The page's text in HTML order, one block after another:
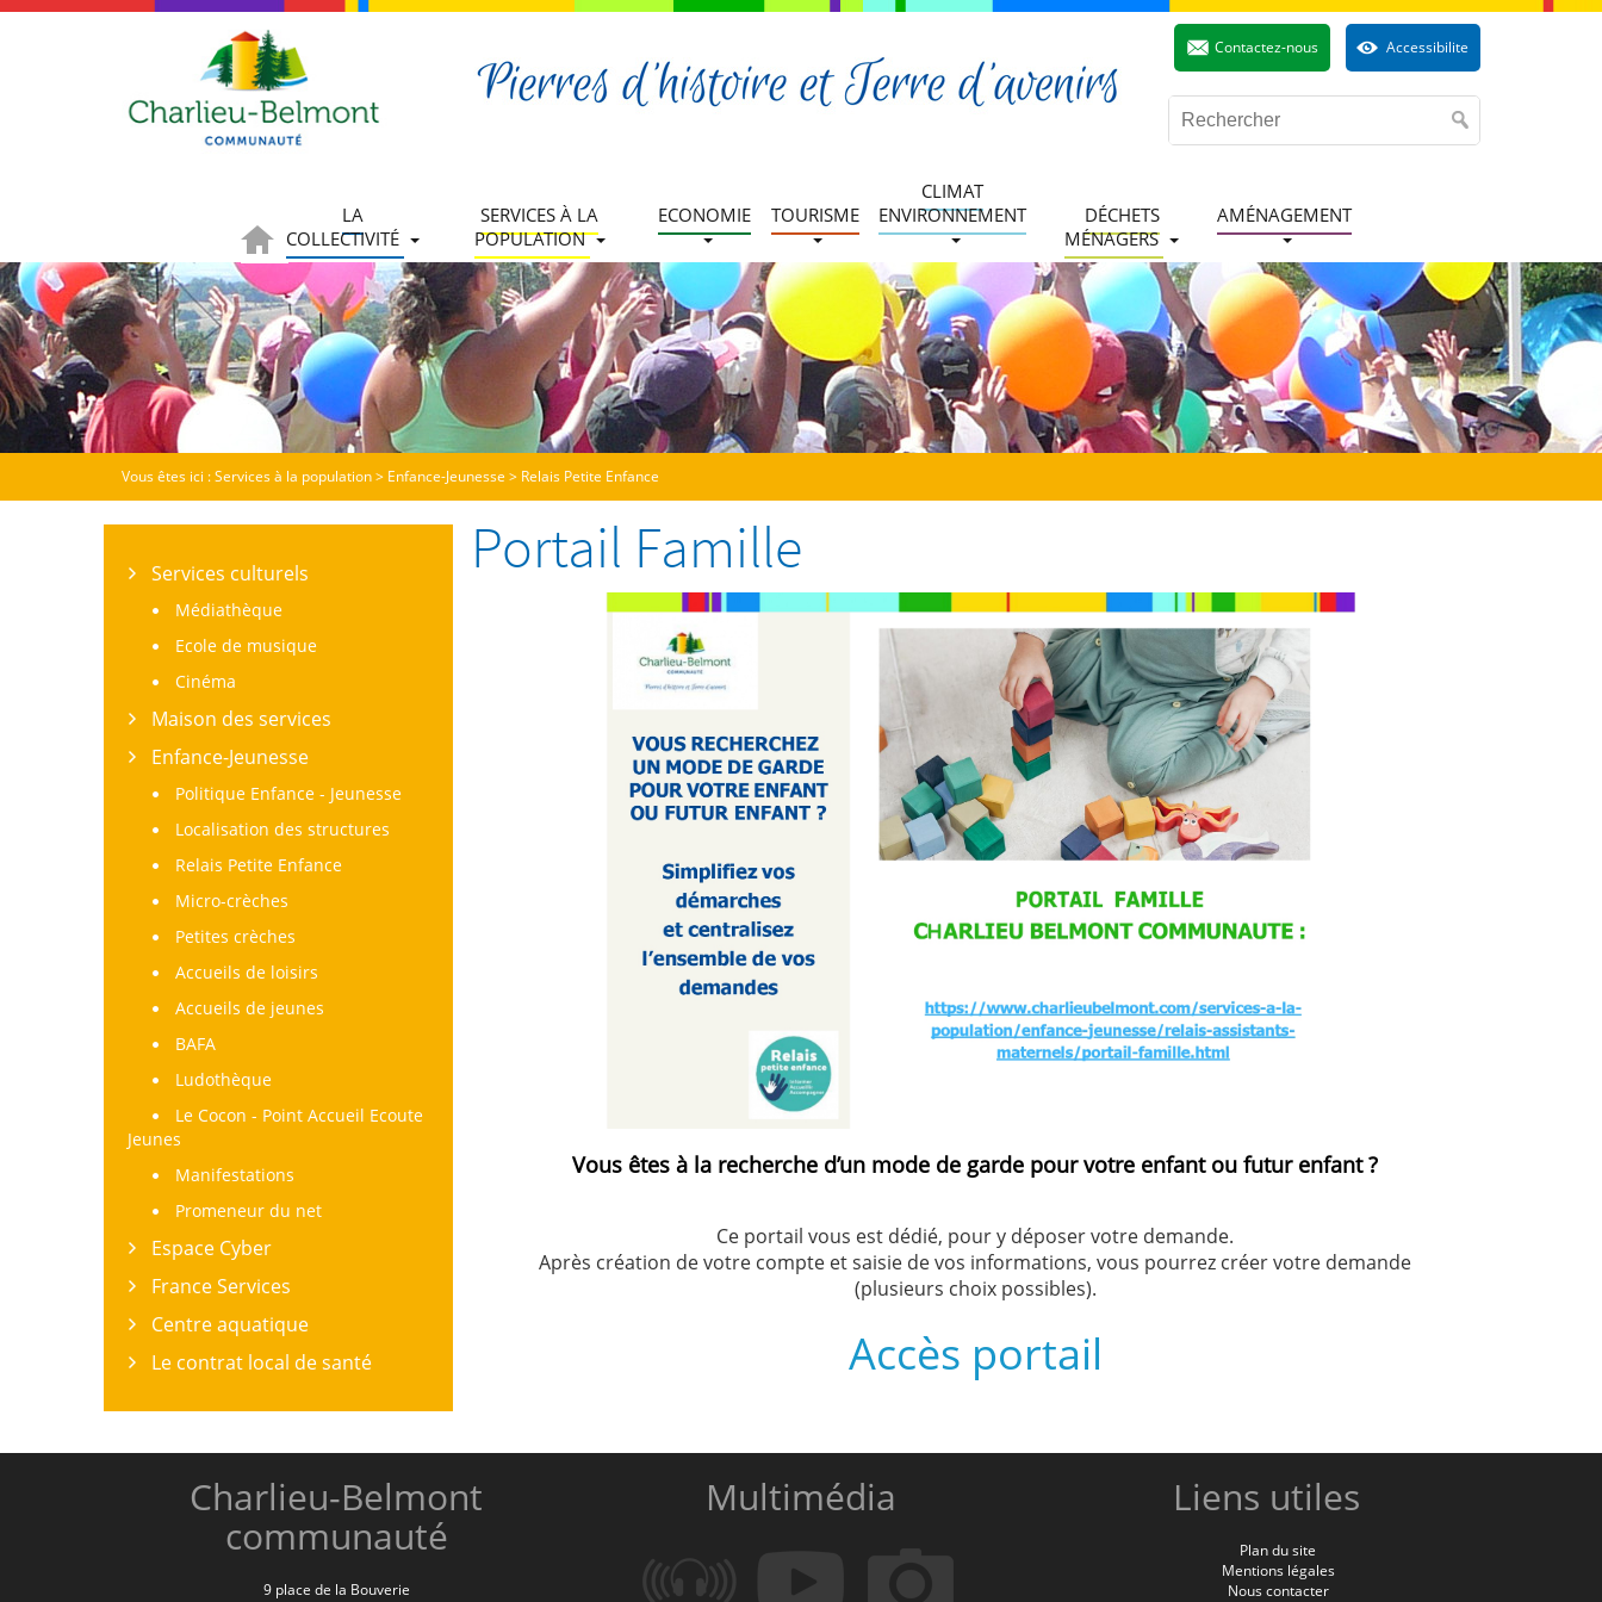
Contactez-nous Accessibilite
LA
COLLECTIVITÉ
SERVICES À LA
POPULATION
ECONOMIE TOURISME
CLIMAT
ENVIRONNEMENT
DÉCHETS
MÉNAGERS
AMÉNAGEMENT
Vous êtes ici :Services à la population> Enfance-Jeunesse > Relais Petite Enfance
Services culturels
Médiathèque
Ecole de musique
Cinéma
Maison des services
Enfance-Jeunesse
Politique Enfance - Jeunesse
Localisation des structures
Relais Petite Enfance
Micro-crèches
Petites crèches
Accueils de loisirs
Accueils de jeunes
BAFA
Ludothèque
Le Cocon - Point Accueil Ecoute
Jeunes
Manifestations
Promeneur du net
Espace Cyber
France Services
Centre aquatique
Le contrat local de santé
Portail Famille
Vous êtes à la recherche d’un mode de garde pour votre enfant ou futur enfant ?
Ce portail vous est dédié, pour y déposer votre demande.
Après création de votre compte et saisie de vos informations, vous pourrez créer votre demande
(plusieurs choix possibles).
Accès portail
Charlieu-Belmont
communauté
9 place de la Bouverie
Multimédia Liens utiles
Plan du site
Mentions légales
Nous contacter